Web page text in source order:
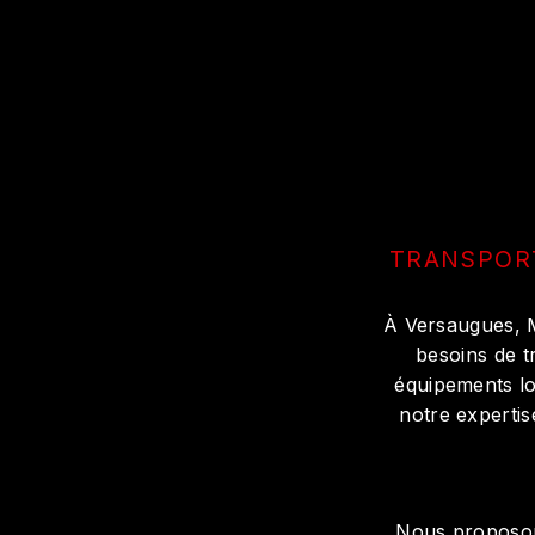
À Versaugues,
besoins de
équipements
notre